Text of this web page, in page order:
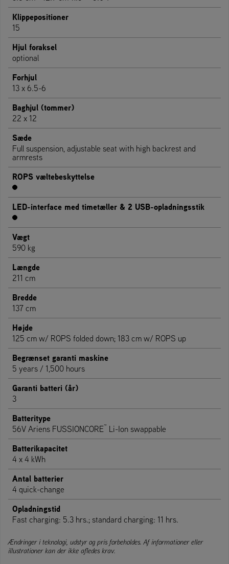
Klippepositioner
15
Hjul foraksel
optional
Forhjul
13 x 6.5-6
Baghjul (tommer)
22 x 12
Sæde
Full suspension, adjustable seat with high backrest and
armrests
ROPS væltebeskyttelse
LED-interface med timetæller & 2 USB-opladningsstik
Vægt
590 kg
Længde
211 cm
Bredde
137 cm
Højde
125 cm w/ ROPS folded down; 183 cm w/ ROPS up
Begrænset garanti maskine
5 years / 1,500 hours
Garanti batteri (år)
3
Batteritype
56V Ariens FUSSIONCORE™ Li-Ion swappable
Batterikapacitet
4 x 4 kWh
Antal batterier
4 quick-change
Opladningstid
Fast charging: 5.3 hrs.; standard charging: 11 hrs.
Ændringer i teknologi, udstyr og pris forbeholdes. Af informationer eller
illustrationer kan der ikke afledes krav.